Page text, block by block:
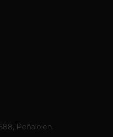
Peñalolen.